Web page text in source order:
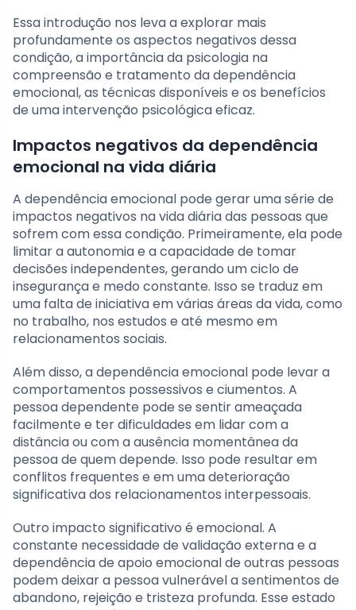
Essa introdução nos leva a explorar mais
profundamente os aspectos negativos dessa
condição, a importância da psicologia na
compreensão e tratamento da dependência
emocional, as técnicas disponíveis e os benefícios
de uma intervenção psicológica eficaz.
Impactos negativos da dependência
emocional na vida diária
A dependência emocional pode gerar uma série de
impactos negativos na vida diária das pessoas que
sofrem com essa condição. Primeiramente, ela pode
limitar a autonomia e a capacidade de tomar
decisões independentes, gerando um ciclo de
insegurança e medo constante. Isso se traduz em
uma falta de iniciativa em várias áreas da vida, como
no trabalho, nos estudos e até mesmo em
relacionamentos sociais.
Além disso, a dependência emocional pode levar a
comportamentos possessivos e ciumentos. A
pessoa dependente pode se sentir ameaçada
facilmente e ter dificuldades em lidar com a
distância ou com a ausência momentânea da
pessoa de quem depende. Isso pode resultar em
conflitos frequentes e em uma deterioração
significativa dos relacionamentos interpessoais.
Outro impacto significativo é emocional. A
constante necessidade de validação externa e a
dependência de apoio emocional de outras pessoas
podem deixar a pessoa vulnerável a sentimentos de
abandono, rejeição e tristeza profunda. Esse estado